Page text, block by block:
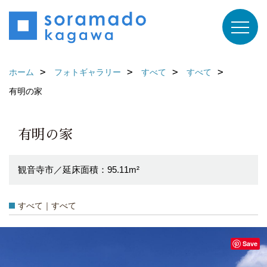
ホーム フォトギャラリー すべて
すべて
有明の家
有明の家
観音寺市／延床面積：95.11m²
すべて｜すべて
Save